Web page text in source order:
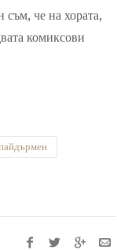
че на хората,
комиксови